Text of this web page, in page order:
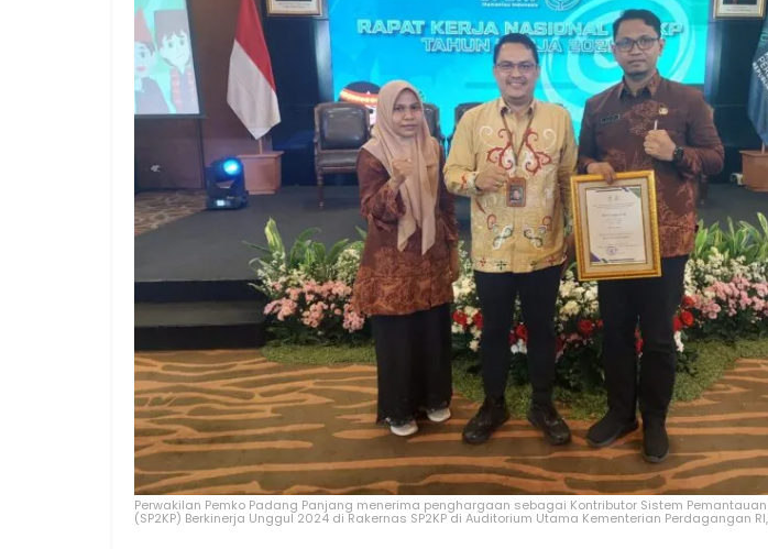
Perwakilan Pemko Padang Panjang menerima penghargaan sebagai Kontributor Sistem Pemantauan
(SP2KP) Berkinerja Unggul 2024 di Rakernas SP2KP di Auditorium Utama Kementerian Perdagangan